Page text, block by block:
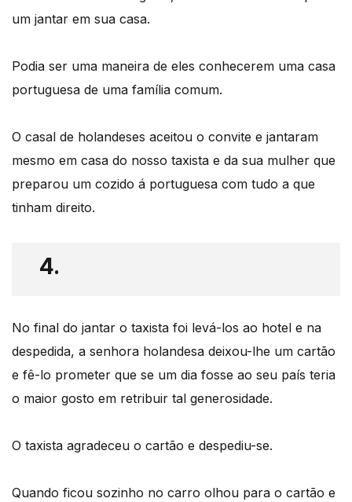
um jantar em sua casa.
Podia ser uma maneira de eles conhecerem uma casa
portuguesa de uma família comum.
O casal de holandeses aceitou o convite e jantaram
mesmo em casa do nosso taxista e da sua mulher que
preparou um cozido á portuguesa com tudo a que
tinham direito.
4.
No final do jantar o taxista foi levá-los ao hotel e na
despedida, a senhora holandesa deixou-lhe um cartão
e fê-lo prometer que se um dia fosse ao seu país teria
o maior gosto em retribuir tal generosidade.
O taxista agradeceu o cartão e despediu-se.
Quando ficou sozinho no carro olhou para o cartão e